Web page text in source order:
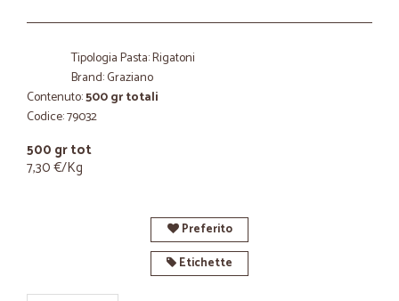
Tipologia Pasta: Rigatoni
Brand: Graziano
Contenuto:500 gr totali
Codice: 79032
500 gr tot
7,30 €/Kg
Preferito
Etichette